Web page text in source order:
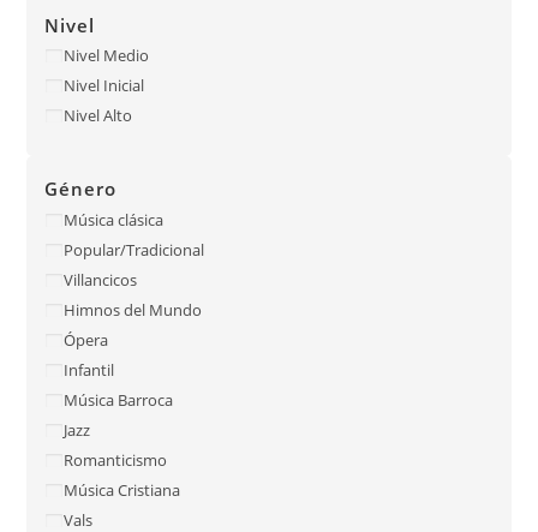
Nivel
Nivel Medio
Nivel Inicial
Nivel Alto
Género
Música clásica
Popular/Tradicional
Villancicos
Himnos del Mundo
Ópera
Infantil
Música Barroca
Jazz
Romanticismo
Música Cristiana
Vals